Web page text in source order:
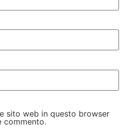
sito web in questo browser
commento.